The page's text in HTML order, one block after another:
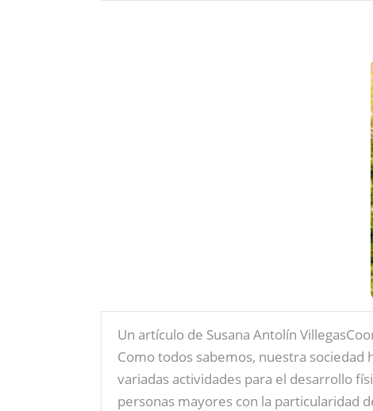
Un artículo de Susana Antolín
Como todos sabemos, nuestra
variadas actividades para el desarrollo
personas mayores con la particularidad